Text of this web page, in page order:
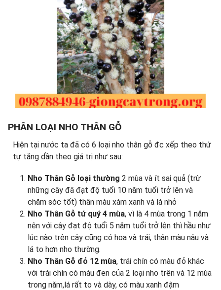
PHÂN LOẠI NHO THÂN GỖ
Hiện tại nước ta đã có 6 loại nho thân gỗ đc xếp theo thứ
tự tăng dần theo giá trị như sau:
Nho Thân Gỗ loại thường 2 mùa và ít sai quả (trừ
những cây đã đạt độ tuổi 10 năm tuổi trở lên và
chăm sóc tốt) thân màu xám xanh và lá nhỏ
Nho Thân Gỗ tứ quý 4 mùa, vì là 4 mùa trong 1 năm
nên với cây đạt độ tuổi 5 năm tuổi trở lên thì hầu như
lúc nào trên cây cũng có hoa và trái, thân màu nâu và
lá to hơn nho thường.
Nho Thân Gỗ đỏ 12 mùa, trái chín có màu đỏ khác
với trái chín có màu đen của 2 loại nho trên và 12 mùa
trong năm,lá rất to và dày, có màu xanh đậm